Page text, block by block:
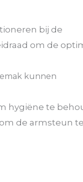
bij de
om de
kunnen
hygiëne te
de armsteun te